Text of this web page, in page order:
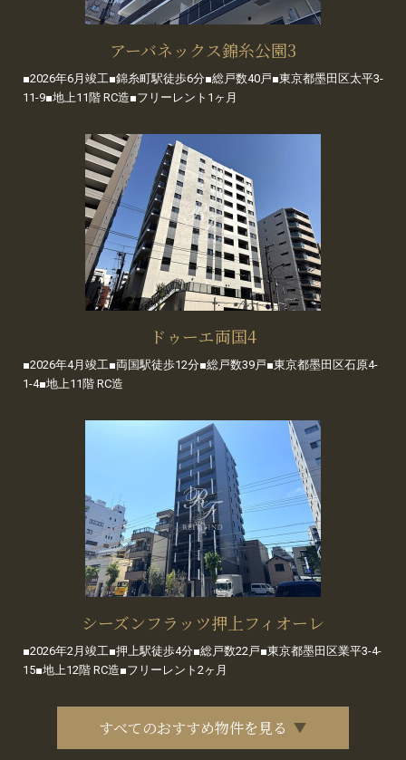
アーバネックス錦糸公園3
■2026年6月竣工■錦糸町駅徒歩6分■総戸数40戸■東京都墨田区太平3-
11-9■地上11階 RC造■フリーレント1ヶ月
ドゥーエ両国4
■2026年4月竣工■両国駅徒歩12分■総戸数39戸■東京都墨田区石原4-
1-4■地上11階 RC造
シーズンフラッツ押上フィオーレ
■2026年2月竣工■押上駅徒歩4分■総戸数22戸■東京都墨田区業平3-4-
15■地上12階 RC造■フリーレント2ヶ月
すべてのおすすめ物件を見る